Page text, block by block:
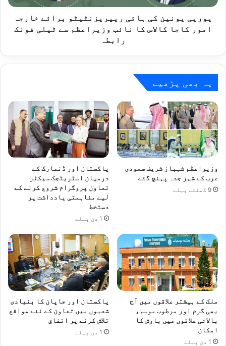
کاجا
رابطہ
یورپی یونین کی ہائی ریپریزنٹیٹو برائے خارجہ
امور کاجا کالاس کا نائب وزیراعظم سے ٹیلی فونک
رابطہ
یہ بھی پڑھیے
وزیراعظم شہباز شریف سعودی
عرب کے شہر جدہ پہنچ گئے
9 گھنٹے پہلے
پاکستان اور ڈنمارک کے
درمیان اسٹریٹجک سیکٹر
تعاون پروگرام شروع کرنے کے
لیے مفاہمتی یادداشت پر
دستخط
1 دن پہلے
ملک کے بیشتر علاقوں میں آج
بھی گرم اور مرطوب موسم،
بالائی علاقوں میں بارش کا
امکان
1 دن پہلے
پاکستان اور جاپان کا بنیادی
شعبوں میں تعاون کے نئے مواقع
تلاش کرنے پر اتفاق
1 دن پہلے